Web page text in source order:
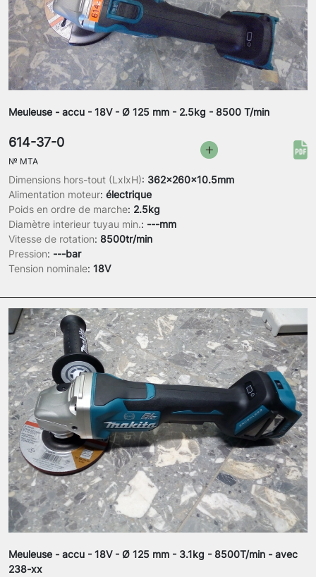
Meuleuse - accu - 18V - Ø 125 mm - 2.5kg - 8500 T/min
Dimensions hors-tout (LxlxH): 362x260x10.5mm
Alimentation moteur: électrique
Poids en ordre de marche: 2.5kg
Diamètre interieur tuyau min.: ---mm
Vitesse de rotation: 8500tr/min
Pression: ---bar
Tension nominale: 18V
614-37-0
№ MTA
Meuleuse - accu - 18V - Ø 125 mm - 3.1kg - 8500T/min - avec
238-xx